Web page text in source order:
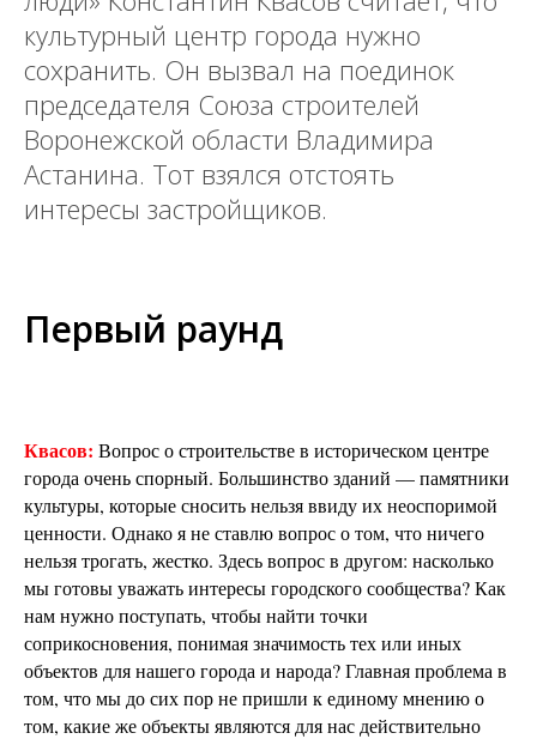
культурный центр города нужно
сохранить. Он вызвал на поединок
председателя Союза строителей
Воронежской области Владимира
Астанина. Тот взялся отстоять
интересы застройщиков.
Первый раунд
Квасов: Вопрос о строительстве в историческом центре
города очень спорный. Большинство зданий — памятники
культуры, которые сносить нельзя ввиду их неоспоримой
ценности. Однако я не ставлю вопрос о том, что ничего
нельзя трогать, жестко. Здесь вопрос в другом: насколько
мы готовы уважать интересы городского сообщества? Как
нам нужно поступать, чтобы найти точки
соприкосновения, понимая значимость тех или иных
объектов для нашего города и народа? Главная проблема в
том, что мы до сих пор не пришли к единому мнению о
том, какие же объекты являются для нас действительно